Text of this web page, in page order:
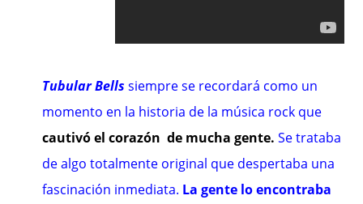
Tubular Bells siempre se recordará como un
momento en la historia de la música rock que
cautivó el corazón de mucha gente. Se trataba
de algo totalmente original que despertaba una
fascinación inmediata. La gente lo encontraba